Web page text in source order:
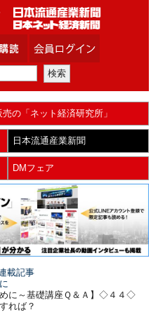
の「ネット経済研究所」
日本流通産業新聞
DMフェア
載記事
めに～基礎講座Ｑ＆Ａ】◇４４◇
れば？